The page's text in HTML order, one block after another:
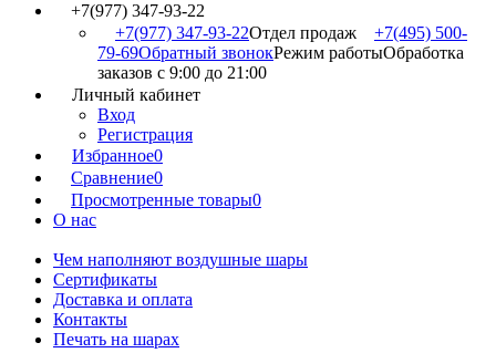
+7(977) 347-93-22
+7(977) 347-93-22Отдел продаж
+7(495) 500-
79-69Обратный звонокРежим работыОбработка
заказов с 9:00 до 21:00
Личный кабинет
Вход
Регистрация
Избранное0
Сравнение0
Просмотренные товары0
О нас
Чем наполняют воздушные шары
Сертификаты
Доставка и оплата
Контакты
Печать на шарах